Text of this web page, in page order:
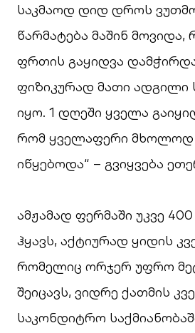
საკმაოდ დიდ დროს
წარმატება მაშინ მოვიდა,
ფრთის გაყიდვა
ფიზიკურად მათი ადგილი
იყო. 1 დღეში ყველა
რომ ყველაფერი
იწყებოდა“ – გვიყვება
ამჟამად ფერმაში უკვე
ჰყავს, აქტიურად ყიდის
რომელიც ორჯერ უფრო
შეიცავს, ვიდრე ქათმის
საკონდიტრო